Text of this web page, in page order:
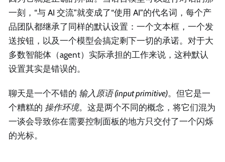
一刻，“与 AI 交流”就变成了“使用 AI”的代名词，每个产
品团队都继承了同样的默认设置：一个文本框，一个发
送按钮，以及一个模型会搞定剩下一切的承诺。对于大
多数智能体（agent）实际承担的工作来说，这种默认
设置其实是错误的。
聊天是一个不错的 输入原语 (input primitive)。但它是一
个糟糕的 操作环境。这是两个不同的概念，将它们混为
一谈会导致你在需要控制面板的地方只交付了一个闪烁
的光标。